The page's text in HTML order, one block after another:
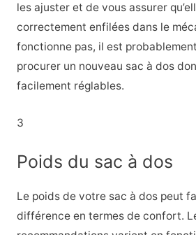
les ajuster et de vous assurer
correctement enfilées dans le
fonctionne pas, il est
procurer un nouveau sac à dos
facilement réglables.
3
Poids du sac à dos
Le poids de votre sac à dos peut
différence en termes de confort.